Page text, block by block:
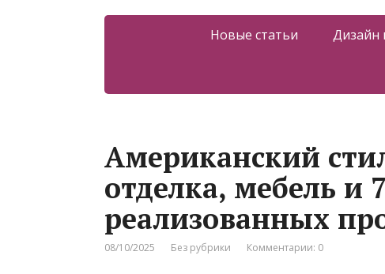
Новые статьи Дизайн
Американский
отделка, мебель и
реализованных
08/10/2025 Без рубрики Комментарии: 0